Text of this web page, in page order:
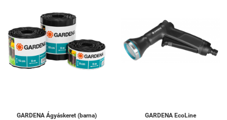
GARDENA Ágyáskeret (barna)
GARDENA EcoLine